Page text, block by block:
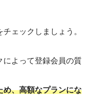
ェックしましょう。
によって登録会員の質
め、高額なプランにな